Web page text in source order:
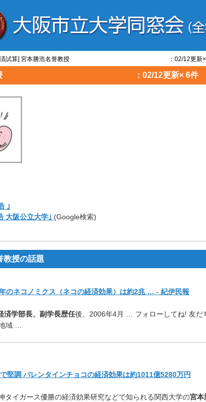
/経済試算] 宮本勝浩名誉教授 ：02/12更新×
勝浩名誉教授 ：02/12更新× 6件
｣
大阪公立大学｣ (Google検索)
教授の話題
のネコノミクス（ネコの経済効果）は約2兆 … - 紀伊民報
済学部長、副学長歴任後、2006年4月 … フォローしてね! 友だ
域 …
堅調 バレンタインチョコの経済効果は約1011億5280万円
タイガース優勝の経済効果研究などで知られる関西大学の宮本